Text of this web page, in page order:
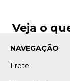
Veja o
NAVEGAÇÃO
Frete